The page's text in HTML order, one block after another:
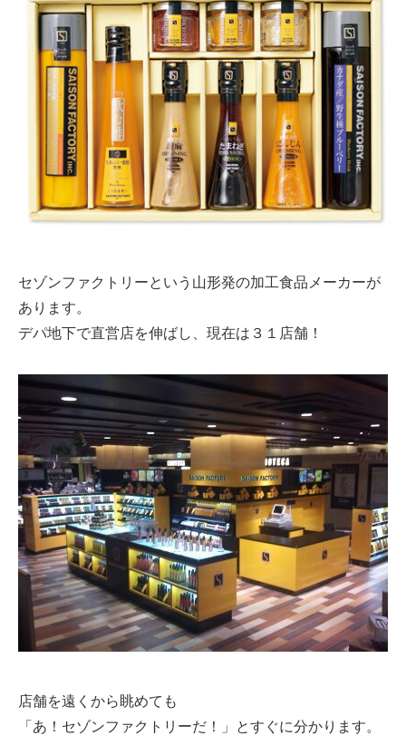
セゾンファクトリーという山形発の加工食品メーカーが
あります。
デパ地下で直営店を伸ばし、現在は３１店舗！
店舗を遠くから眺めても
「あ！セゾンファクトリーだ！」とすぐに分かります。